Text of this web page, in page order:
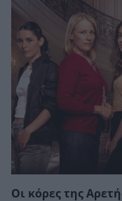
Οι κόρες της